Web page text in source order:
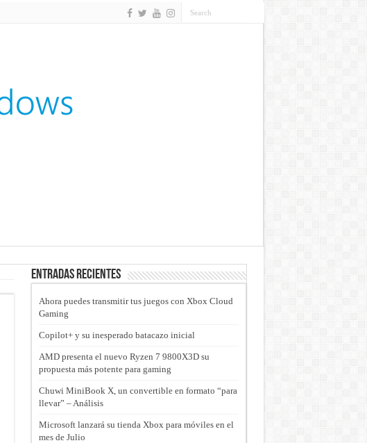
Entradas recientes
Ahora puedes transmitir tus juegos con Xbox Cloud
Gaming
Copilot+ y su inesperado batacazo inicial
AMD presenta el nuevo Ryzen 7 9800X3D su
propuesta más potente para gaming
Chuwi MiniBook X, un convertible en formato “para
llevar” – Análisis
Microsoft lanzará su tienda Xbox para móviles en el
mes de Julio